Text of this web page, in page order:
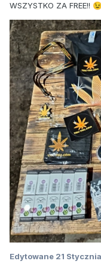
WSZYSTKO ZA FREE!!
Edytowane 21 Stycznia